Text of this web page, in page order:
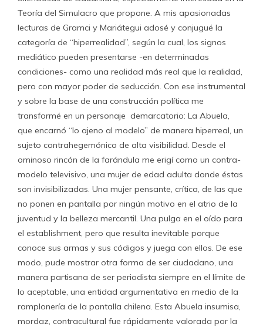
Teoría del Simulacro que propone. A mis apasionadas
lecturas de Gramci y Mariátegui adosé y conjugué la
categoría de “hiperrealidad”, según la cual, los signos
mediático pueden presentarse -en determinadas
condiciones- como una realidad más real que la realidad,
pero con mayor poder de seducción. Con ese instrumental
y sobre la base de una construcción política me
transformé en un personaje demarcatorio: La Abuela,
que encarnó “lo ajeno al modelo” de manera hiperreal, un
sujeto contrahegemónico de alta visibilidad. Desde el
ominoso rincón de la farándula me erigí como un contra-
modelo televisivo, una mujer de edad adulta donde éstas
son invisibilizadas. Una mujer pensante, crítica, de las que
no ponen en pantalla por ningún motivo en el atrio de la
juventud y la belleza mercantil. Una pulga en el oído para
el establishment, pero que resulta inevitable porque
conoce sus armas y sus códigos y juega con ellos. De ese
modo, pude mostrar otra forma de ser ciudadano, una
manera partisana de ser periodista siempre en el límite de
lo aceptable, una entidad argumentativa en medio de la
ramplonería de la pantalla chilena. Esta Abuela insumisa,
mordaz, contracultural fue rápidamente valorada por la